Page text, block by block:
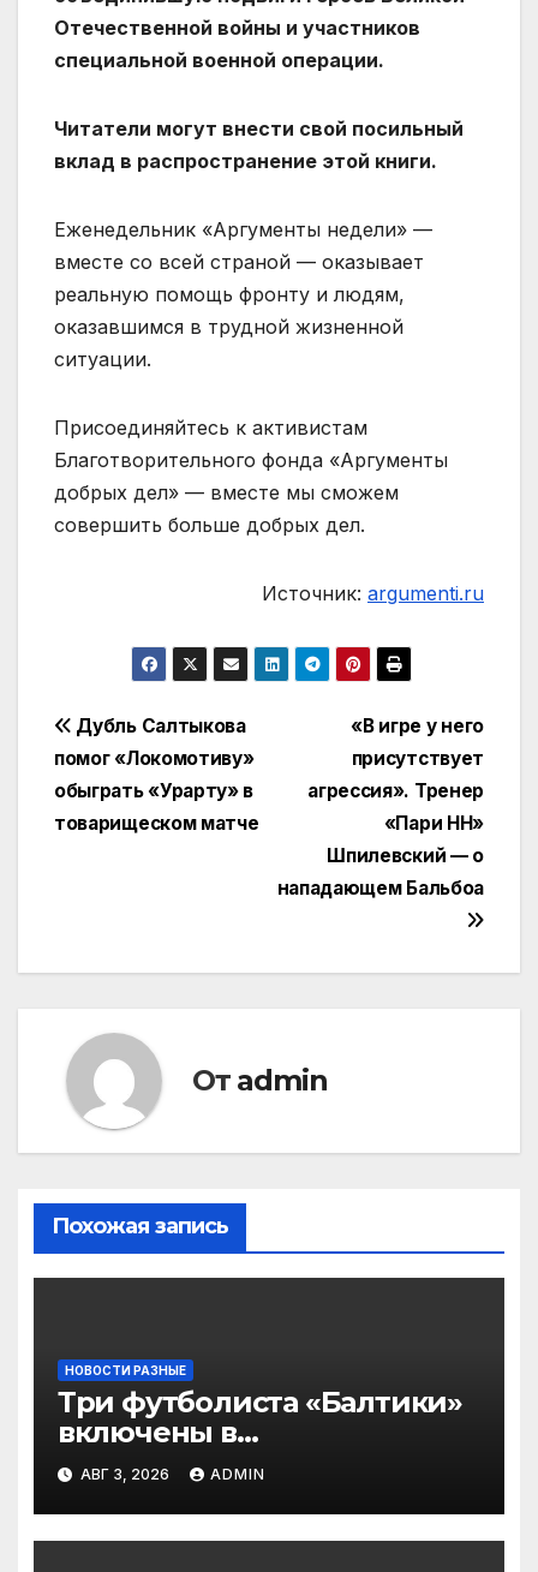
Отечественной войны и участников
специальной военной операции.
Читатели могут внести свой посильный
вклад в распространение этой книги.
Еженедельник «Аргументы недели» —
вместе со всей страной — оказывает
реальную помощь фронту и людям,
оказавшимся в трудной жизненной
ситуации.
Присоединяйтесь к активистам
Благотворительного фонда «Аргументы
добрых дел» — вместе мы сможем
совершить больше добрых дел.
Источник: argumenti.ru
Навигация
по
записям
«В игре у него
присутствует
агрессия». Тренер
«Пари НН»
Шпилевский — о
нападающем Бальбоа
Дубль Салтыкова
помог «Локомотиву»
обыграть «Урарту» в
товарищеском матче
От admin
Похожая запись
НОВОСТИ РАЗНЫЕ
Три футболиста «Балтики»
включены в
символическую сборную
2‑го тура РПЛ по версии
подписчиков МАТЧ
ПРЕМЬЕР
АВГ 3, 2026 ADMIN